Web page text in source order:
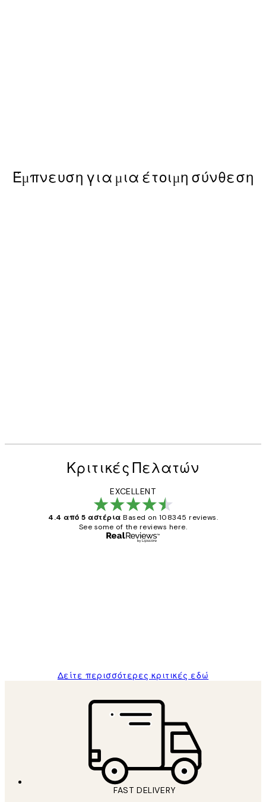
Έμπνευση για μια έτοιμη σύνθεση
Κριτικές Πελατών
EXCELLENT
4.4 από 5 αστέρια Based on 108345 reviews.
See some of the reviews here.
Δείτε περισσότερες κριτικές εδώ
FAST DELIVERY